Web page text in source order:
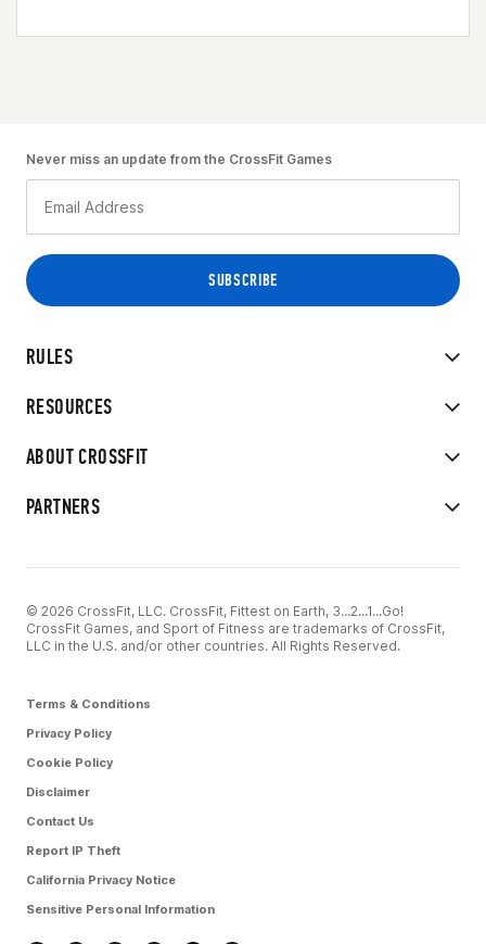
RULES
RESOURCES
ABOUT CROSSFIT
PARTNERS
Never miss an update from the CrossFit Games
© 2026 CrossFit, LLC. CrossFit, Fittest on Earth, 3...2...1...Go!
CrossFit Games, and Sport of Fitness are trademarks of CrossFit,
LLC in the U.S. and/or other countries. All Rights Reserved.
Terms & Conditions
Privacy Policy
Cookie Policy
Disclaimer
Contact Us
Report IP Theft
California Privacy Notice
Sensitive Personal Information